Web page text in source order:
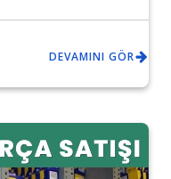
DEVAMINI GÖR